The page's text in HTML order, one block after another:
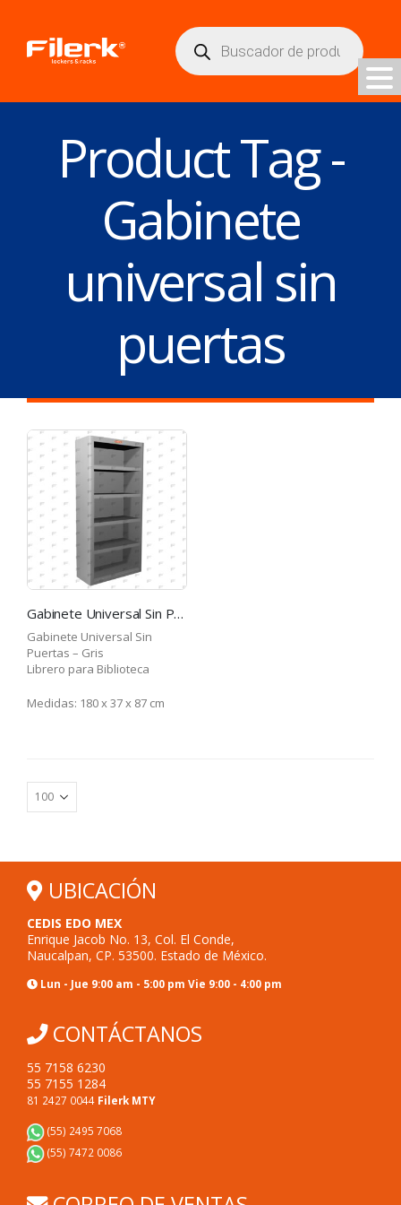
Búsqueda
de
productos
Product Tag -
Gabinete
universal sin
puertas
Gabinete Universal Sin Puertas – Librero para Biblioteca – Gris
Gabinete Universal Sin
Puertas – Gris
Librero para Biblioteca
Medidas: 180 x 37 x 87 cm
UBICACIÓN
CEDIS EDO MEX
Enrique Jacob No. 13, Col. El Conde,
Naucalpan, CP. 53500. Estado de México.
Lun - Jue 9:00 am - 5:00 pm Vie 9:00 - 4:00 pm
CONTÁCTANOS
55 7158 6230
55 7155 1284
81 2427 0044 Filerk MTY
(55) 2495 7068
(55) 7472 0086